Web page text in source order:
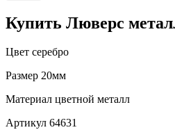
Купить Люверс
Цвет серебро
Размер 20мм
Материал цветной металл
Артикул 64631